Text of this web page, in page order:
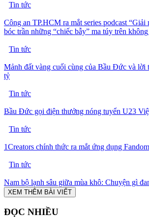
Tin tức
Công an TP.HCM ra mắt series podcast “Giải
bóc trần những “chiếc bẫy” ma túy trên
Tin tức
Mảnh đất vàng cuối cùng của Bầu Đức và lời
tỷ
Tin tức
Bầu Đức gọi điện thưởng nóng tuyển U23
Tin tức
1Creators chính thức ra mắt ứng dụng
Tin tức
Nam bộ lạnh sâu giữa mùa khô: Chuyện gì
XEM THÊM BÀI VIẾT
ĐỌC NHIỀU